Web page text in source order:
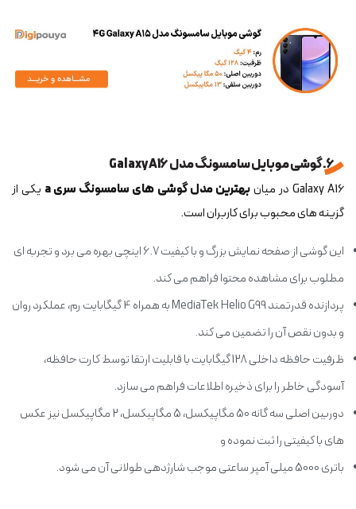
6. گوشی موبایل سامسونگ مدل Galaxy A16
Galaxy A16 در میان بهترین مدل گوشی های سامسونگ سری a
یکی از
گزینه های محبوب برای کاربران است.
این گوشی از صفحه نمایش بزرگ و با کیفیت 6.7 اینچی بهره می برد و تجربه ای
مطلوب برای مشاهده محتوا فراهم می کند.
پردازنده قدرتمند MediaTek Helio G99 به همراه 4 گیگابایت رم، عملکرد روان
و بدون نقص آن را تضمین می کند.
ظرفیت حافظه داخلی 128 گیگابایت با قابلیت ارتقا توسط کارت حافظه،
آسودگی خاطر را برای ذخیره اطلاعات فراهم می سازد.
دوربین اصلی سه گانه 50 مگاپیکسل، 5 مگاپیکسل، 2 مگاپیکسل نیز عکس
های با کیفیتی را ثبت نموده و
باتری 5000 میلی آمپر ساعتی موجب شارژدهی طولانی آن می شود.